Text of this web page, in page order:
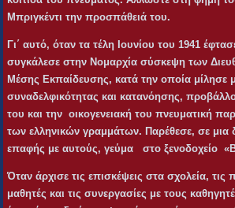
Μπριγκέντι την προσπάθειά του.
Γι΄ αυτό, όταν τα τέλη Ιουνίου του 1941
συγκάλεσε στην Νομαρχία σύσκεψη των
Μέσης Εκπαίδευσης, κατά την οποία μίλησε
συναδελφικότητας και κατανόησης,
του και την οικογενειακή του πνευματική
των ελληνικών γραμμάτων. Παρέθεσε, σε μια
επαφής με αυτούς, γεύμα στο ξενοδοχείο «
Όταν άρχισε τις επισκέψεις στα σχολεία,
μαθητές και τις συνεργασίες με τους